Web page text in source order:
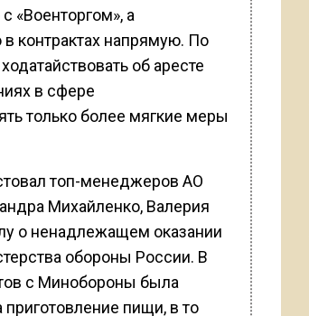
«Военторгом», а
контрактах напрямую. По
об аресте
в сфере
только более мягкие меры
топ-менеджеров АО
Михайленко, Валерия
о ненадлежащем оказании
обороны России. В
с Минобороны была
пищи, в то